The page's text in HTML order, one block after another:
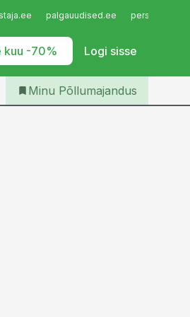
palgauudised.ee
kuu -70% Logi sisse
Iseteenindus
Telli Põllumajandus
Minu Põllumajandus